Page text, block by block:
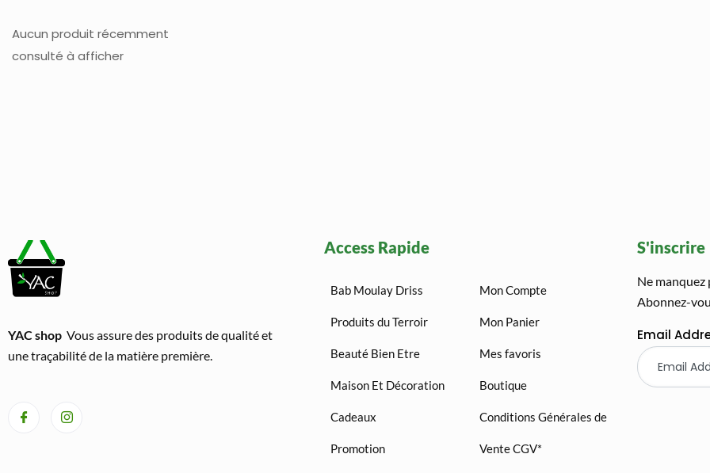
Aucun produit récemment
consulté à afficher
YAC shop Vous assure des produits de qualité et
une traçabilité de la matière première.
Access Rapide
Bab Moulay Driss
Produits du Terroir
Beauté Bien Etre
Maison Et Décoration
Cadeaux
Promotion
Mon Compte
Mon Panier
Mes favoris
Boutique
Conditions Générales de
Vente CGV*
S'inscrire
Ne manquez
Abonnez-
Email